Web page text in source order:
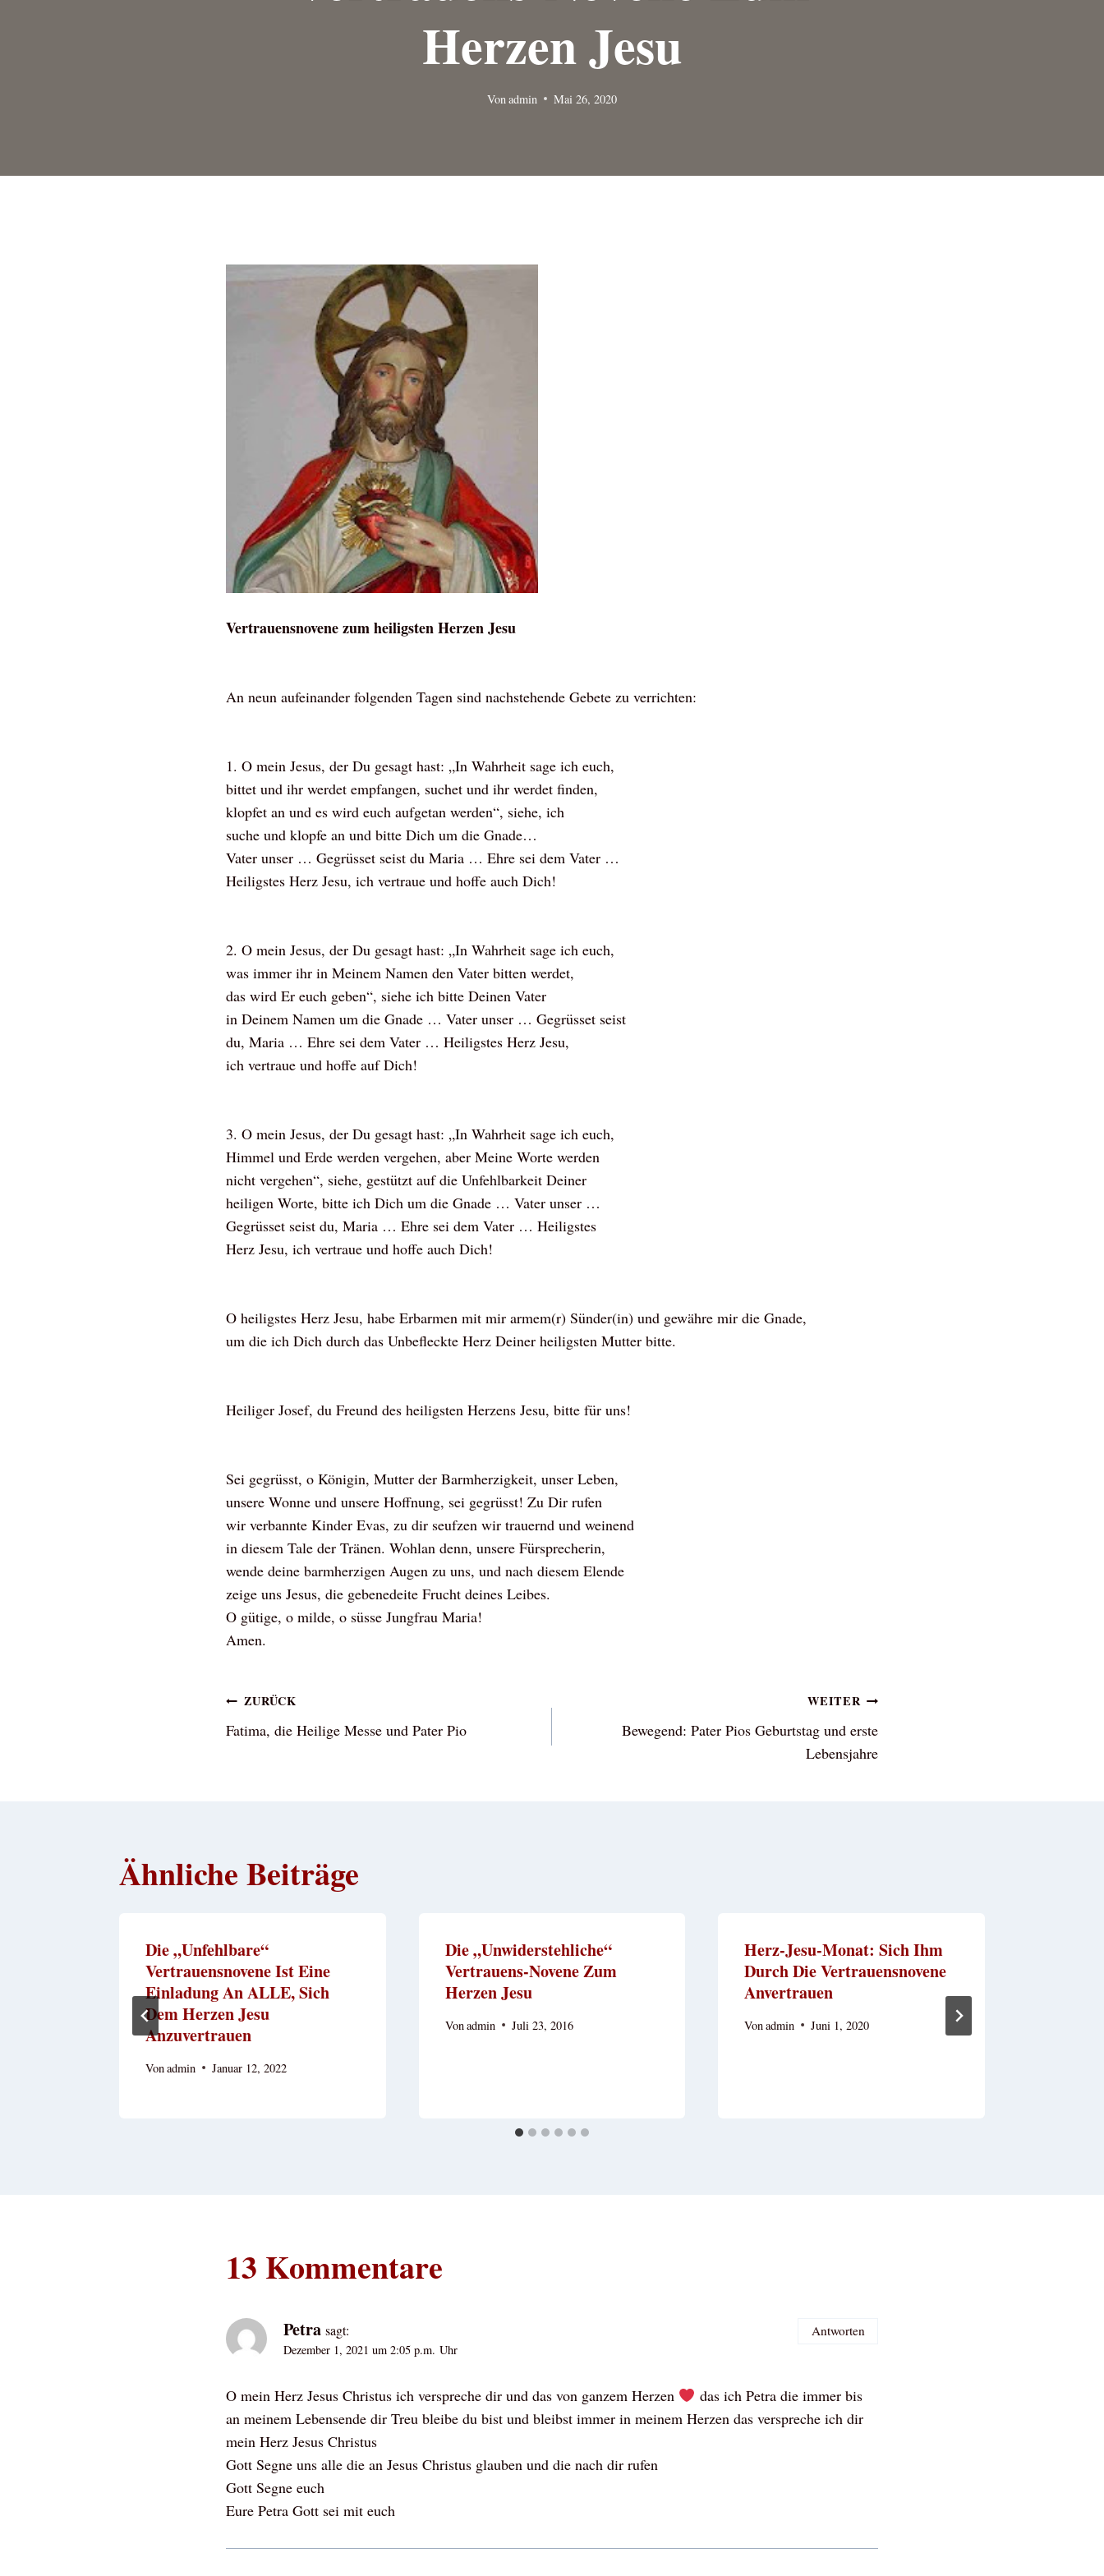
Herzen Jesu
Von admin Mai 26, 2020
Vertrauensnovene zum heiligsten Herzen Jesu
An neun aufeinander folgenden Tagen sind nachstehende Gebete zu verrichten:
1. O mein Jesus, der Du gesagt hast: „In Wahrheit sage ich euch,
bittet und ihr werdet empfangen, suchet und ihr werdet finden,
klopfet an und es wird euch aufgetan werden“, siehe, ich
suche und klopfe an und bitte Dich um die Gnade…
Vater unser … Gegrüsset seist du Maria … Ehre sei dem Vater …
Heiligstes Herz Jesu, ich vertraue und hoffe auch Dich!
2. O mein Jesus, der Du gesagt hast: „In Wahrheit sage ich euch,
was immer ihr in Meinem Namen den Vater bitten werdet,
das wird Er euch geben“, siehe ich bitte Deinen Vater
in Deinem Namen um die Gnade … Vater unser … Gegrüsset seist
du, Maria … Ehre sei dem Vater … Heiligstes Herz Jesu,
ich vertraue und hoffe auf Dich!
3. O mein Jesus, der Du gesagt hast: „In Wahrheit sage ich euch,
Himmel und Erde werden vergehen, aber Meine Worte werden
nicht vergehen“, siehe, gestützt auf die Unfehlbarkeit Deiner
heiligen Worte, bitte ich Dich um die Gnade … Vater unser …
Gegrüsset seist du, Maria … Ehre sei dem Vater … Heiligstes
Herz Jesu, ich vertraue und hoffe auch Dich!
O heiligstes Herz Jesu, habe Erbarmen mit mir armem(r) Sünder(in) und gewähre mir die Gnade,
um die ich Dich durch das Unbefleckte Herz Deiner heiligsten Mutter bitte.
Heiliger Josef, du Freund des heiligsten Herzens Jesu, bitte für uns!
Sei gegrüsst, o Königin, Mutter der Barmherzigkeit, unser Leben,
unsere Wonne und unsere Hoffnung, sei gegrüsst! Zu Dir rufen
wir verbannte Kinder Evas, zu dir seufzen wir trauernd und weinend
in diesem Tale der Tränen. Wohlan denn, unsere Fürsprecherin,
wende deine barmherzigen Augen zu uns, und nach diesem Elende
zeige uns Jesus, die gebenedeite Frucht deines Leibes.
O gütige, o milde, o süsse Jungfrau Maria!
Amen.
Beitragsnavigation
ZURÜCK
Fatima, die Heilige Messe und Pater Pio
WEITER
Bewegend: Pater Pios Geburtstag und erste
Lebensjahre
Ähnliche Beiträge
Die „unfehlbare“
Vertrauensnovene Ist Eine
Einladung An ALLE, Sich
Dem Herzen Jesu
Anzuvertrauen
Vonadmin Januar 12, 2022
Die „unwiderstehliche“
Vertrauens-Novene Zum
Herzen Jesu
Vonadmin Juli 23, 2016
Herz-Jesu-Monat: Sich Ihm
Durch Die Vertrauensnovene
Anvertrauen
Vonadmin Juni 1, 2020
13 Kommentare
Petra sagt:
Dezember 1, 2021 um 2:05 p.m. Uhr
O mein Herz Jesus Christus ich verspreche dir und das von ganzem Herzen
das ich Petra die immer bis
an meinem Lebensende dir Treu bleibe du bist und bleibst immer in meinem Herzen das verspreche ich dir
mein Herz Jesus Christus
Gott Segne uns alle die an Jesus Christus glauben und die nach dir rufen
Gott Segne euch
Eure Petra Gott sei mit euch
Antworten